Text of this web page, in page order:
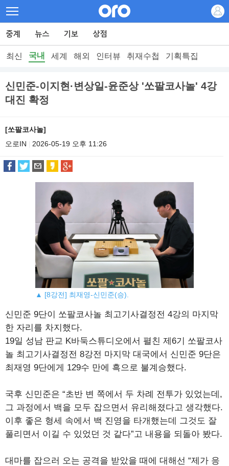
최신 국내 세계 해외 인터뷰 취재수첩 기획특집
신민준-이지현·변상일-윤준상 '쏘팔코사놀' 4강
대진 확정
[쏘팔코사놀]
오로IN
2026-05-19 오후 11:26
▲ [8강전] 최재영-신민준(승).
신민준 9단이 쏘팔코사놀 최고기사결정전 4강의 마지막
한 자리를 차지했다.
19일 성남 판교 K바둑스튜디오에서 펼친 제6기 쏘팔코사
놀 최고기사결정전 8강전 마지막 대국에서 신민준 9단은
최재영 9단에게 129수 만에 흑으로 불계승했다.
국후 신민준은 “초반 변 쪽에서 두 차례 전투가 있었는데,
그 과정에서 백을 모두 잡으면서 유리해졌다고 생각했다.
이후 좋은 형세 속에서 백 진영을 타개했는데 그것도 잘
풀리면서 이길 수 있었던 것 같다”고 내용을 되돌아 봤다.
대마를 잡으러 오는 공격을 받았을 때에 대해선 “제가 응